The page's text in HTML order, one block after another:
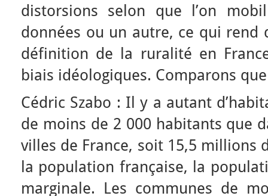
distorsions selon que l’on
données ou un autre, ce qui
définition de la ruralité en
biais idéologiques. Comparons
Cédric Szabo : Il y a autant
de moins de 2 000 habitants que
villes de France, soit 15,5 millions
la population française, la
marginale. Les communes de